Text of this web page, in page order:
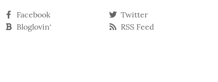
Facebook
Twitter
Bloglovin‘
RSS Feed